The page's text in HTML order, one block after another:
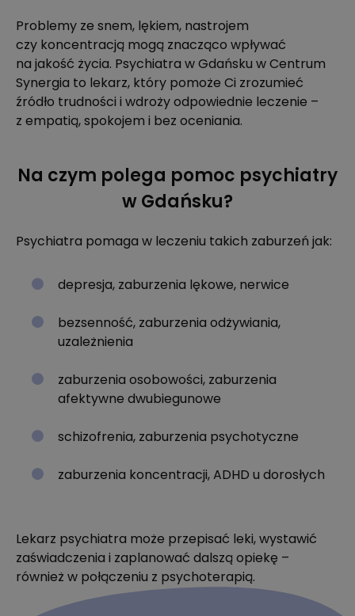
Problemy ze snem, lękiem, nastrojem
czy koncentracją mogą znacząco wpływać
na jakość życia. Psychiatra w Gdańsku w Centrum
Synergia to lekarz, który pomoże Ci zrozumieć
źródło trudności i wdroży odpowiednie leczenie –
z empatią, spokojem i bez oceniania.
Na czym polega pomoc psychiatry
w Gdańsku?
Psychiatra pomaga w leczeniu takich zaburzeń jak:
depresja, zaburzenia lękowe, nerwice
bezsenność, zaburzenia odżywiania,
uzależnienia
zaburzenia osobowości, zaburzenia
afektywne dwubiegunowe
schizofrenia, zaburzenia psychotyczne
zaburzenia koncentracji, ADHD u dorosłych
Lekarz psychiatra może przepisać leki, wystawić
zaświadczenia i zaplanować dalszą opiekę –
również w połączeniu z psychoterapią.